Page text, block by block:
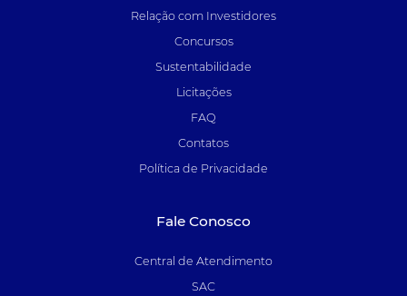
Relação com Investidores
Concursos
Sustentabilidade
Licitações
FAQ
Contatos
Política de Privacidade
Fale Conosco
Central de Atendimento
SAC